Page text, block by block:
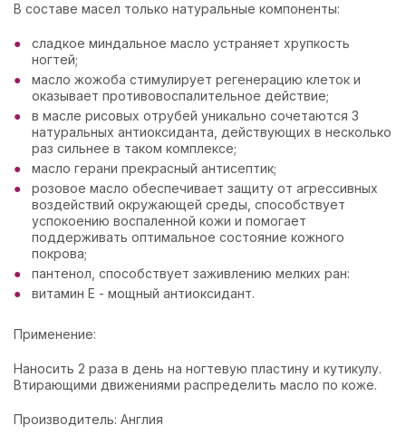
В составе масел только натуральные компоненты:
сладкое миндальное масло устраняет хрупкость
ногтей;
масло жожоба стимулирует регенерацию клеток и
оказывает противовоспалительное действие;
в масле рисовых отрубей уникально сочетаются 3
натуральных антиоксиданта, действующих в несколько
раз сильнее в таком комплексе;
масло герани прекрасный антисептик;
розовое масло обеспечивает защиту от агрессивных
воздействий окружающей среды, способствует
успокоению воспаленной кожи и помогает
поддерживать оптимальное состояние кожного
покрова;
пантенол, способствует заживлению мелких ран:
витамин Е - мощный антиоксидант.
Применение:
Наносить 2 раза в день на ногтевую пластину и кутикулу.
Втирающими движениями распределить масло по коже.
Производитель: Англия